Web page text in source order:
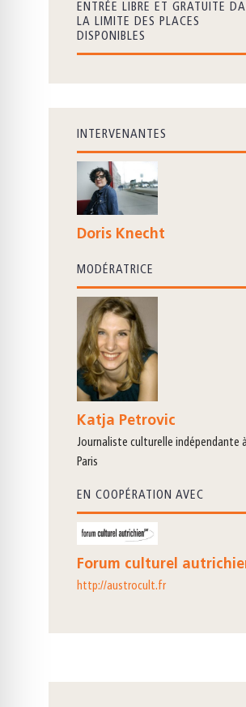
ENTRÉE LIBRE ET GRATUITE
LA LIMITE DES PLACES
DISPONIBLES
INTERVENANTES
Doris Knecht
MODÉRATRICE
Katja Petrovic
journaliste culturelle indépendante à
Paris
EN COOPÉRATION AVEC
Forum culturel
http://austrocult.fr